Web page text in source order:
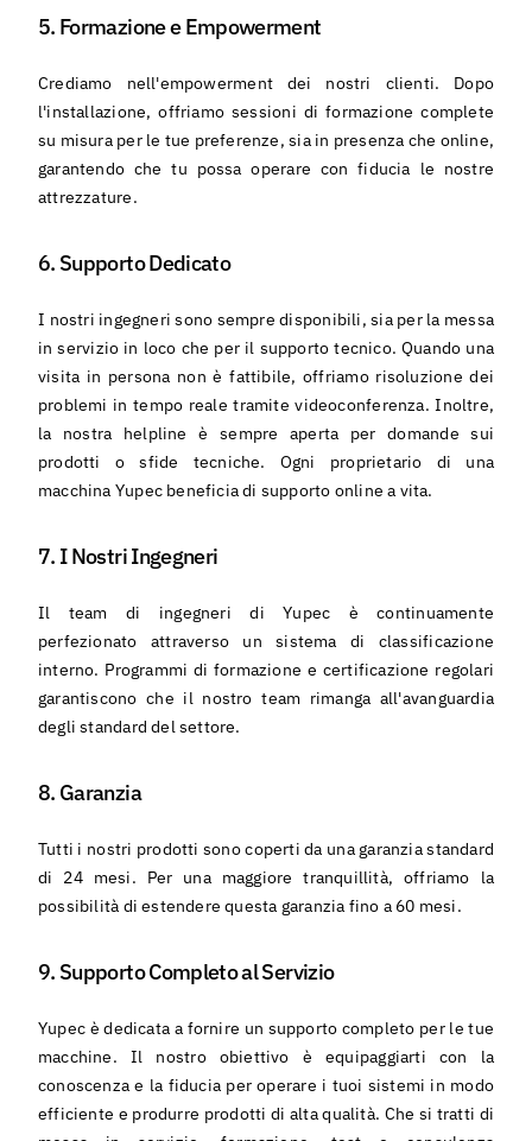
5. Formazione e Empowerment
Crediamo nell'empowerment dei nostri clienti. Dopo
l'installazione, offriamo sessioni di formazione complete
su misura per le tue preferenze, sia in presenza che online,
garantendo che tu possa operare con fiducia le nostre
attrezzature.
6. Supporto Dedicato
I nostri ingegneri sono sempre disponibili, sia per la messa
in servizio in loco che per il supporto tecnico. Quando una
visita in persona non è fattibile, offriamo risoluzione dei
problemi in tempo reale tramite videoconferenza. Inoltre,
la nostra helpline è sempre aperta per domande sui
prodotti o sfide tecniche. Ogni proprietario di una
macchina Yupec beneficia di supporto online a vita.
7. I Nostri Ingegneri
Il team di ingegneri di Yupec è continuamente
perfezionato attraverso un sistema di classificazione
interno. Programmi di formazione e certificazione regolari
garantiscono che il nostro team rimanga all'avanguardia
degli standard del settore.
8. Garanzia
Tutti i nostri prodotti sono coperti da una garanzia standard
di 24 mesi. Per una maggiore tranquillità, offriamo la
possibilità di estendere questa garanzia fino a 60 mesi.
9. Supporto Completo al Servizio
Yupec è dedicata a fornire un supporto completo per le tue
macchine. Il nostro obiettivo è equipaggiarti con la
conoscenza e la fiducia per operare i tuoi sistemi in modo
efficiente e produrre prodotti di alta qualità. Che si tratti di